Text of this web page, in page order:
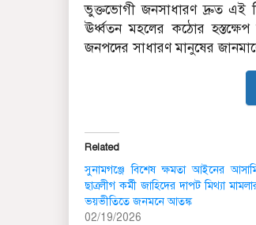
ভুক্তভোগী জনসাধারণ দ্রুত এই
ঊর্ধ্বতন মহলের কঠোর
জনপদের সাধারণ মানুষের
Related
সুনামগঞ্জে বিশেষ ক্ষমতা আইনের
ছাত্রলীগ কর্মী জাহিদের দাপট মিথ্যা
ভয়ভীতিতে জনমনে আতঙ্ক
02/19/2026